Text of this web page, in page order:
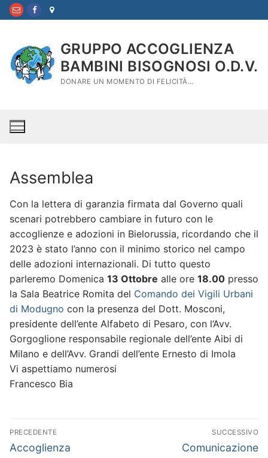
Vai
al
GRUPPO ACCOGLIENZA
BAMBINI BISOGNOSI O.D.V.
DONARE UN MOMENTO DI FELICITÀ…
Assemblea
Con la lettera di garanzia firmata dal Governo quali
scenari potrebbero cambiare in futuro con le
accoglienze e adozioni in Bielorussia, ricordando che il
2023 è stato l’anno con il minimo storico nel campo
delle adozioni internazionali. Di tutto questo
parleremo Domenica 13 Ottobre alle ore 18.00 presso
la Sala Beatrice Romita del Comando dei Vigili Urbani
di Modugno con la presenza del Dott. Mosconi,
presidente dell’ente Alfabeto di Pesaro, con l’Avv.
Gorgoglione responsabile regionale dell’ente Aibi di
Milano e dell’Avv. Grandi dell’ente Ernesto di Imola
Vi aspettiamo numerosi
Francesco Bia
Navigazione
articoli
PRECEDENTE
Articolo
Accoglienza
SUCCESSIVO
Articolo
Comunicazione